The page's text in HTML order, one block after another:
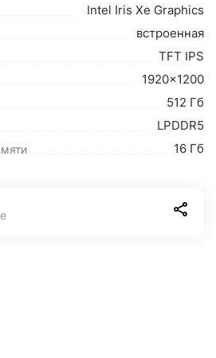
Intel Iris Xe Graphics
встроенная
TFT IPS
1920x1200
512 Гб
LPDDR5
16 Гб